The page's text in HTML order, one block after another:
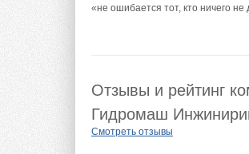
«не ошибается тот, кто ничего не
Отзывы и рейтинг
Гидромаш
Смотреть отзывы